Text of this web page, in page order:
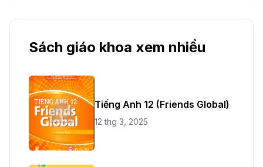
Sách giáo khoa xem nhiều
Tiếng Anh 12 (Friends Global)
12 thg 3, 2025